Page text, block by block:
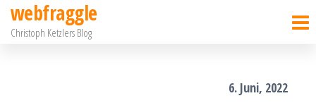
Zum
Inhalt
webfraggle
Christoph Ketzlers Blog
6. Juni, 2022